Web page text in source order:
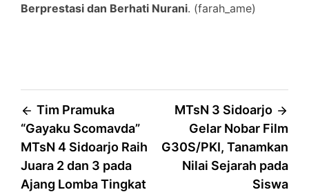
Berprestasi dan Berhati Nurani. (farah_ame)
Post
navigation
Tim Pramuka
“Gayaku Scomavda”
MTsN 4 Sidoarjo Raih
Juara 2 dan 3 pada
Ajang Lomba Tingkat
MTsN 3 Sidoarjo
Gelar Nobar Film
G30S/PKI, Tanamkan
Nilai Sejarah pada
Siswa